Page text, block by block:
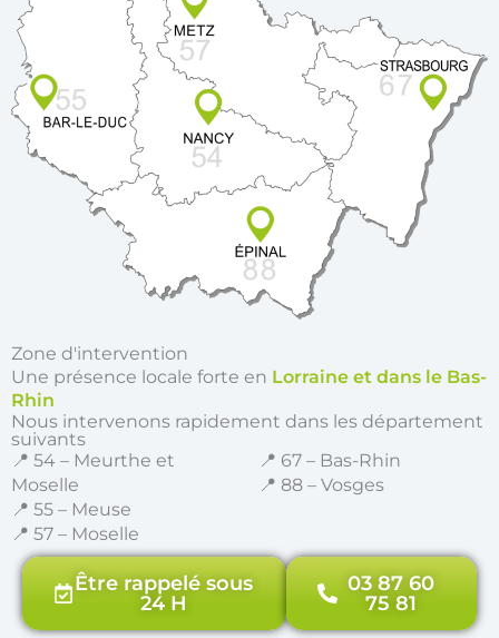
Zone d'intervention
Une présence locale forte en Lorraine et dans le Bas-
Rhin
Nous intervenons rapidement dans les département
suivants
📍 54 – Meurthe et
Moselle
📍 55 – Meuse
📍 57 – Moselle
📍 67 – Bas-Rhin
📍 88 – Vosges
Être rappelé sous
24 H
03 87 60
75 81